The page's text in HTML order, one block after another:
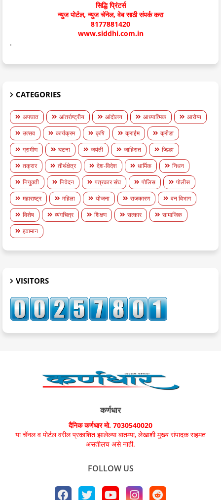
सिद्धि प्रिंटर्स
न्युज पोर्टल, न्युज चॅनेल, वेब साठी संपर्क करा
8177881420
www.siddhi.com.in
.
CATEGORIES
अपघात आंतर्राष्ट्रीय आंदोलन आध्यात्मिक
आरोग्य
उत्सव
कार्यक्रम कृषि क्राईम
क्रीडा
ग्रामीण
घटना जयंती जाहिरात
जिल्हा
तक्रार
तीर्थक्षेत्र देश-विदेश धार्मिक
निधन
नियुक्ती
निवेदन पत्रकार संघ पोलिस
पोलीस
महाराष्ट्र
महिला योजना राजकारण
वन विभाग
विशेष
व्यंगचित्र शिक्षण सत्कार
सामाजिक
हवामान
VISITORS
कर्णधार
दैनिक कर्णधार मो. 7030540020
या चॅनल व पोर्टल वरील प्रकाशित झालेल्या बातम्या, लेखाशी मुख्य संपादक सहमत
असतीलच असे नाही.
FOLLOW US